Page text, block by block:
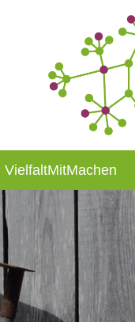
VielfaltMitMachen